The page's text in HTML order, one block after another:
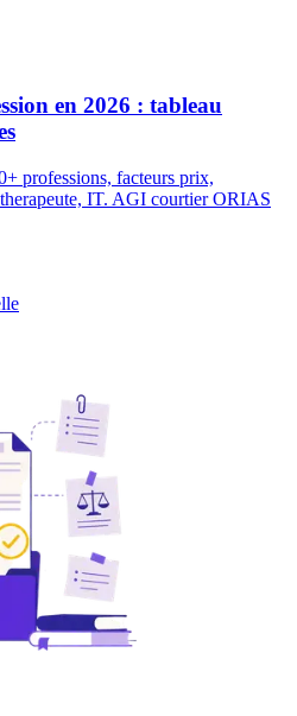
en 2026 : tableau
professions, facteurs prix,
IT. AGI courtier ORIAS